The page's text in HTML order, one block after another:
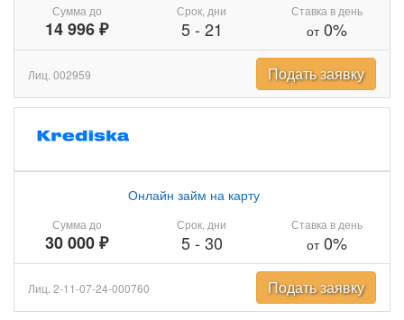
Сумма до
14 996 ₽
Срок, дни
5- 21
Ставка в день
от0%
Лиц. 002959 Подать заявку
Сумма до
30 000 ₽
Онлайн займ на карту
Срок, дни
5- 30
Ставка в день
от0%
Лиц. 2-11-07-24-000760 Подать заявку